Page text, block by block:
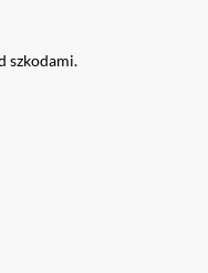
szkodami.